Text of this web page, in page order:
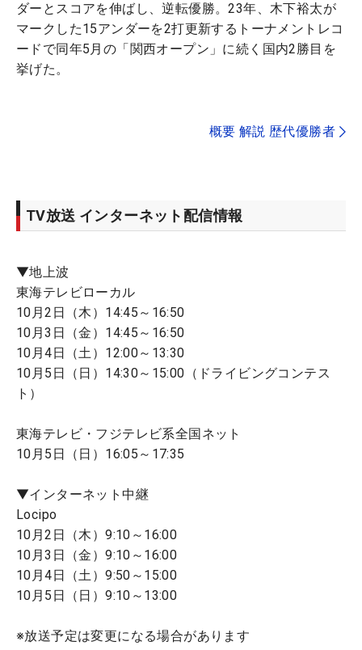
ダーとスコアを伸ばし、逆転優勝。23年、木下裕太が
マークした15アンダーを2打更新するトーナメントレコ
ードで同年5月の「関西オープン」に続く国内2勝目を
挙げた。
概要 解説 歴代優勝者
TV放送 インターネット配信情報
▼地上波
東海テレビローカル
10月2日（木）14:45～16:50
10月3日（金）14:45～16:50
10月4日（土）12:00～13:30
10月5日（日）14:30～15:00（ドライビングコンテス
ト）
東海テレビ・フジテレビ系全国ネット
10月5日（日）16:05～17:35
▼インターネット中継
Locipo
10月2日（木）9:10～16:00
10月3日（金）9:10～16:00
10月4日（土）9:50～15:00
10月5日（日）9:10～13:00
※放送予定は変更になる場合があります